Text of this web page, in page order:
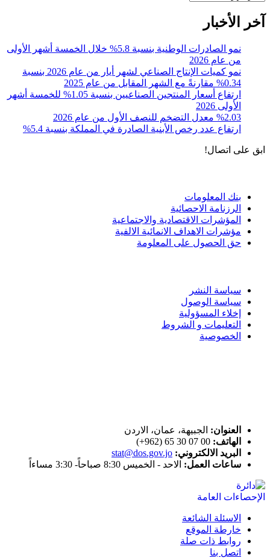
آخر الأخبار
نمو الصادرات الوطنية بنسبة 5.8% خلال الخمسة أشهر الأولى
من عام 2026
نمو كميات الإنتاج الصناعي لشهر أيار من عام 2026 بنسبة
0.34% مقارنةً مع الشهر المقابل من عام 2025
ارتفاع أسعار المنتجين الصناعيين بنسبة 1.05% للخمسة أشهر
الأولى 2026
%2.03 معدل التضخم للنصف الأول من عام 2026
ارتفاع عدد رخص الأبنية الصادرة في المملكة بنسبة 5.4%
ابق على اتصال!
بنك المعلومات
الرزنامة الاحصائية
المؤشرات الاقتصادية والاجتماعية
مؤشرات الاهداف الانمائية الالفية
حق الحصول على المعلومة
سياسة النشر
سياسة الوصول
إخلاء المسؤولية
التعليمات و الشروط
الخصوصية
العنوان: الجبيهة، عمان، الاردن
الهاتف: 00 07 30 65 (962+)
البريد الالكتروني: stat@dos.gov.jo
ساعات العمل: الاحد - الخميس 8:30 صباحاً- 3:30 مساءاً
الاسئلة الشائعة
خارطة الموقع
روابط ذات صلة
اتصل بنا